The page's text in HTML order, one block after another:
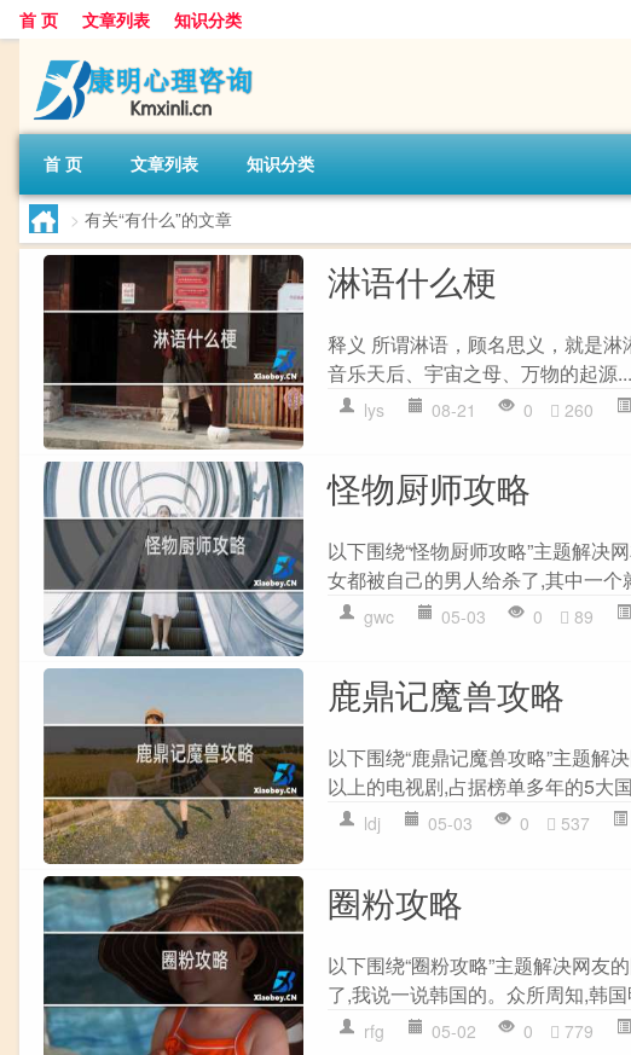
首 页 文章列表 知识分类
首 页 文章列表 知识分类
> 有关“有什么”的文章
淋语什么梗
释义 所谓淋语，顾名思义，就是
音乐天后、宇宙之母、万物的起源
lys 08-21 0 260
怪物厨师攻略
以下围绕“怪物厨师攻略”主题解决
女都被自己的男人给杀了,其中一个
gwc 05-03 0 89
鹿鼎记魔兽攻略
以下围绕“鹿鼎记魔兽攻略”主题解
以上的电视剧,占据榜单多年的5大
ldj 05-03 0 537
圈粉攻略
以下围绕“圈粉攻略”主题解决网友
了,我说一说韩国的。众所周知,韩
rfg 05-02 0 779